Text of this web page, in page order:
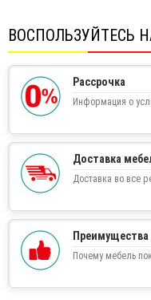
ВОСПОЛЬЗУЙТЕСЬ
Рассрочка
Информация о
Доставка
Доставка во все
Преимущества
Почему мебель